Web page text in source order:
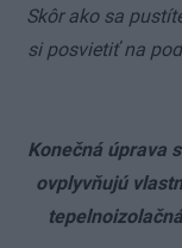
Skôr ako sa
si posvietiť na
Konečná úprava
ovplyvňujú